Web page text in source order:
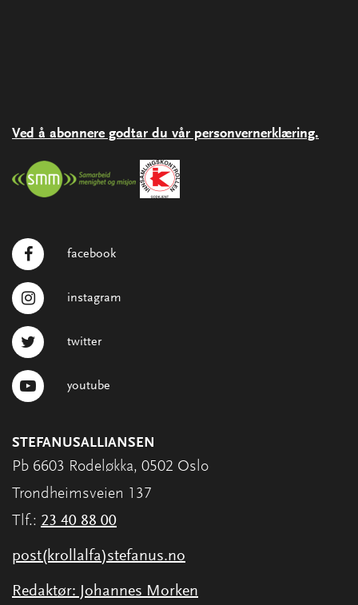
Ved å abonnere godtar du vår personvernerklæring.
facebook
instagram
twitter
youtube
STEFANUSALLIANSEN
Pb 6603 Rodeløkka, 0502 Oslo
Trondheimsveien 137
Tlf.: 23 40 88 00
post(krollalfa)stefanus.no
Redaktør: Johannes Morken